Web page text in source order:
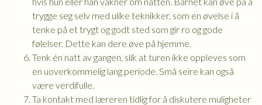
trygge seg selv med ulike teknikker, som en øvelse i å
tenke på et trygt og godt sted som gir ro og gode
følelser. Dette kan dere øve på hjemme.
Tenk én natt av gangen, slik at turen ikke oppleves som
en uoverkommelig lang periode. Små seire kan også
være verdifulle.
Ta kontakt med læreren tidlig for å diskutere muligheter